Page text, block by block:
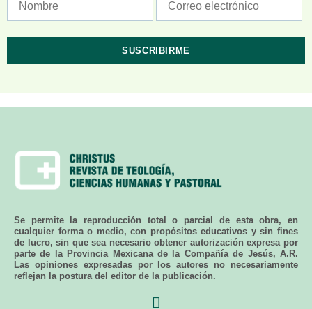
Se permite la reproducción total o parcial de esta obra, en
cualquier forma o medio, con propósitos educativos y sin fines
de lucro, sin que sea necesario obtener autorización expresa por
parte de la Provincia Mexicana de la Compañía de Jesús, A.R.
Las opiniones expresadas por los autores no necesariamente
reflejan la postura del editor de la publicación.